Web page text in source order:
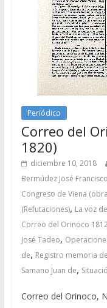
Periódico
Correo del
1820)
diciembre 10, 2018
Bermúdez José Francisco
Congreso de Viena
(Refutaciones), La voz
Correo del Orinoco
José Tadeo,
de, Registro memoria
Samano Juan de,
Correo del Orinoco,